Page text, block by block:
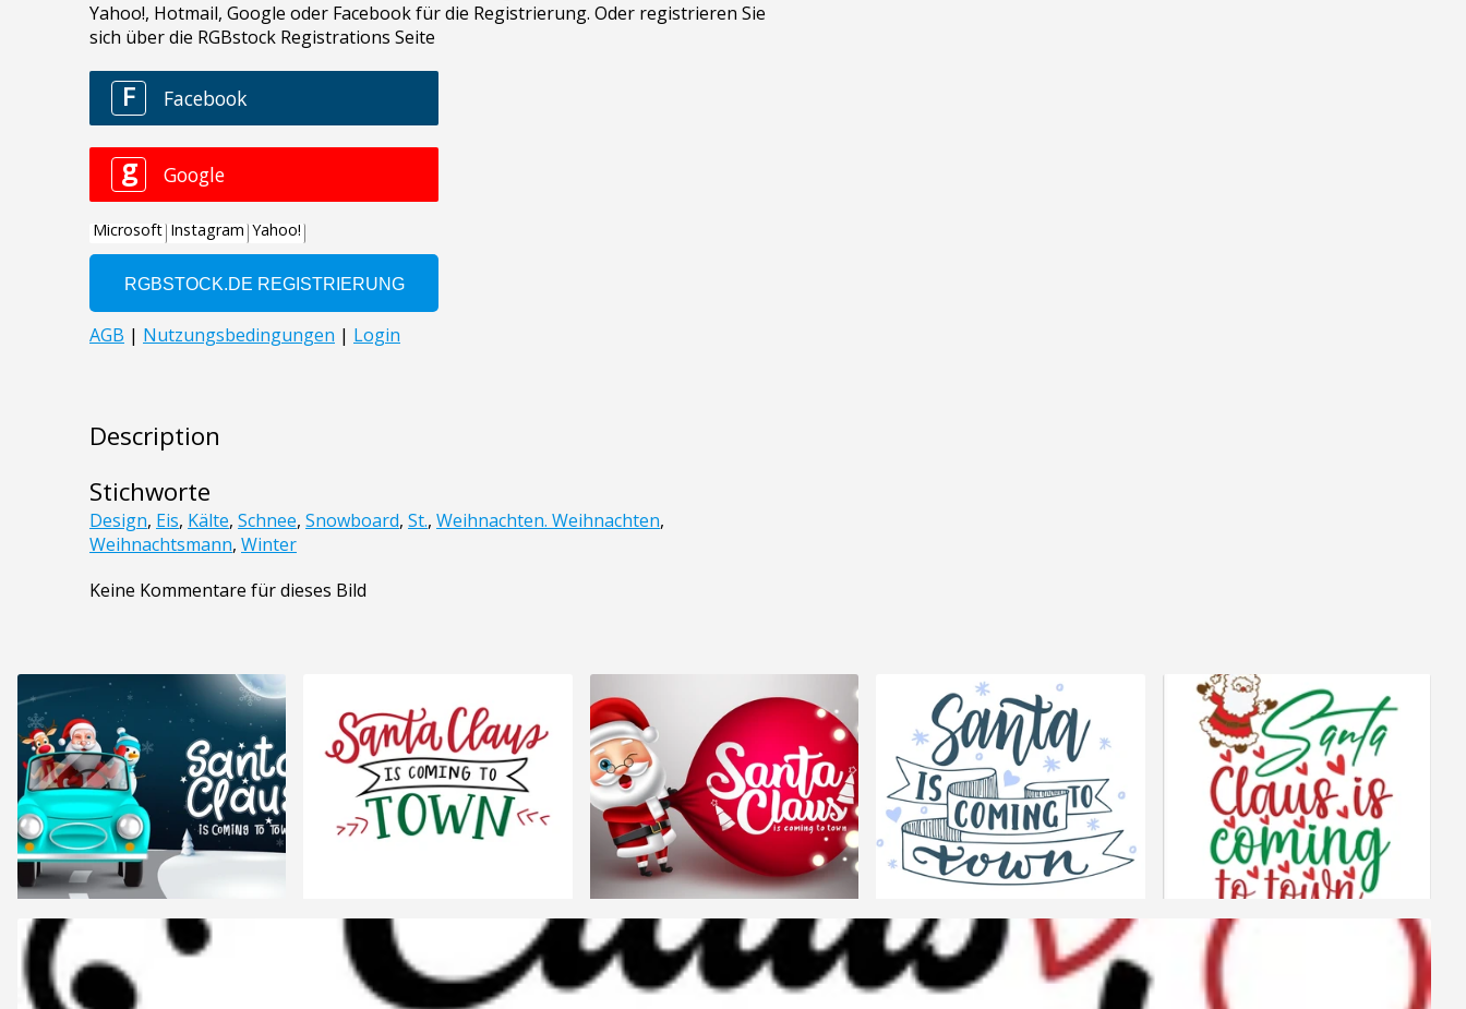
Description
Stichworte
Design, Eis, Kälte, Schnee, Snowboard, St., Weihnachten. Weihnachten,
Weihnachtsmann, Winter
Keine Kommentare für dieses Bild